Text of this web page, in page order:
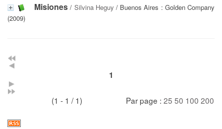
Misiones / Silvina Heguy / Buenos Aires : Golden Company
(2009)
1
(1 - 1 / 1) Par page : 25 50 100 200